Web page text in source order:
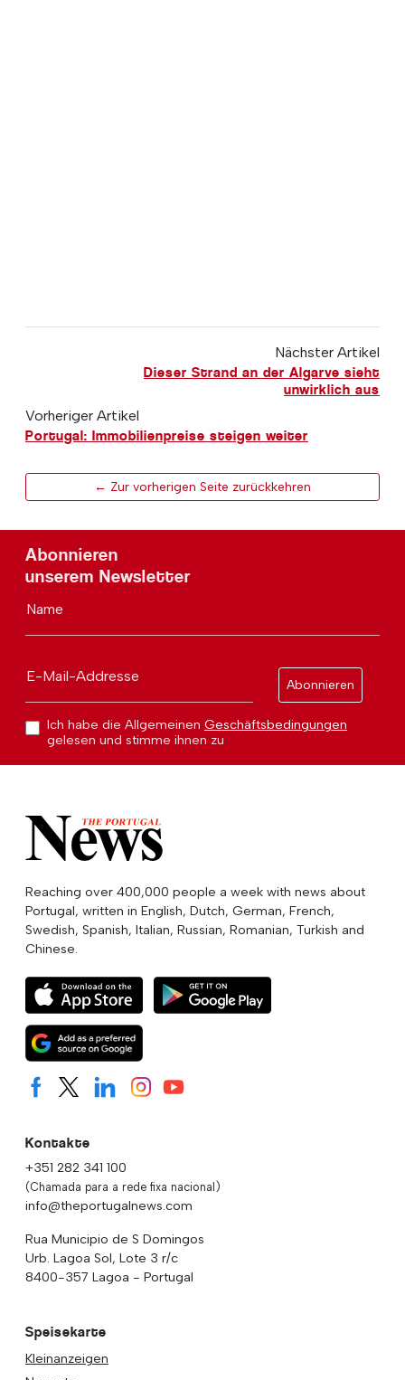
Nächster Artikel
Dieser Strand an der Algarve sieht
unwirklich aus
Vorheriger Artikel
Portugal: Immobilienpreise steigen weiter
← Zur vorherigen Seite zurückkehren
Abonnieren
unserem Newsletter
Name
E-Mail-Addresse
Abonnieren
Ich habe die Allgemeinen Geschäftsbedingungen
gelesen und stimme ihnen zu
Reaching over 400,000 people a week with news about
Portugal, written in English, Dutch, German, French,
Swedish, Spanish, Italian, Russian, Romanian, Turkish and
Chinese.
Kontakte
+351 282 341 100
(Chamada para a rede fixa nacional)
info@theportugalnews.com
Rua Municipio de S Domingos
Urb. Lagoa Sol, Lote 3 r/c
8400-357 Lagoa - Portugal
Speisekarte
Kleinanzeigen